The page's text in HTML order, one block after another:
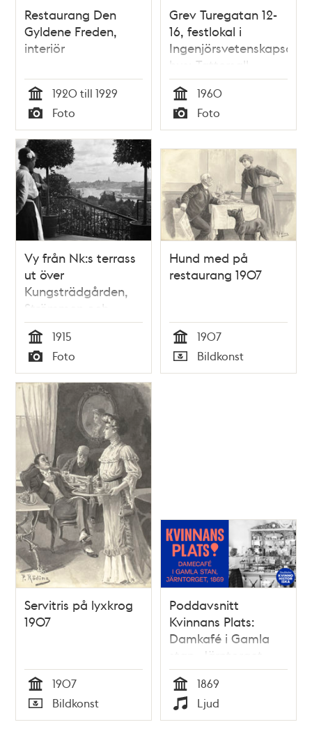
Restaurang Den
Gyldene Freden,
interiör
Tid
1920 till 1929
Typ
Foto
Grev Turegatan 12-
16, festlokal i
hus; Tattersall
Tid
1960
Typ
Foto
Vy från Nk:s terrass
ut över
Kungsträdgården,
Strömmen och
Södermalm. En
servitris står till
vänster.
Tid
1915
Typ
Foto
Hund med på
restaurang 1907
Tid
1907
Typ
Bildkonst
Servitris på lyxkrog
1907
Tid
1907
Typ
Bildkonst
Poddavsnitt
Kvinnans Plats:
Damkafé i Gamla
stan, Järntorget,
1869
Tid
1869
Typ
Ljud